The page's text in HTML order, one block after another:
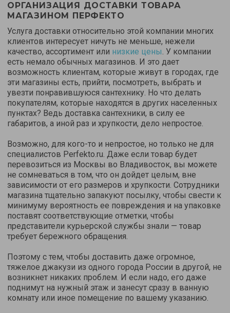
ОРГАНИЗАЦИЯ ДОСТАВКИ ТОВАРА
МАГАЗИНОМ ПЕРФЕКТО
Услуга доставки относительно этой компании многих
клиентов интересует ничуть не меньше, нежели
качество, ассортимент или низкие цены. У компании
есть немало обычных магазинов. И это дает
возможность клиентам, которые живут в городах, где
эти магазины есть, прийти, посмотреть, выбрать и
увезти понравившуюся сантехнику. Но что делать
покупателям, которые находятся в других населенных
пунктах? Ведь доставка сантехники, в силу ее
габаритов, а иной раз и хрупкости, дело непростое.
Возможно, для кого-то и непростое, но только не для
специалистов Perfekto.ru. Даже если товар будет
перевозиться из Москвы во Владивосток, вы можете
не сомневаться в том, что он дойдет целым, вне
зависимости от его размеров и хрупкости. Сотрудники
магазина тщательно запакуют посылку, чтобы свести к
минимуму вероятность ее повреждения и на упаковке
поставят соответствующие отметки, чтобы
представители курьерской службы знали — товар
требует бережного обращения.
Поэтому с тем, чтобы доставить даже огромное,
тяжелое джакузи из одного города России в другой, не
возникнет никаких проблем. И если надо, его даже
поднимут на нужный этаж и занесут сразу в ванную
комнату или иное помещение по вашему указанию.